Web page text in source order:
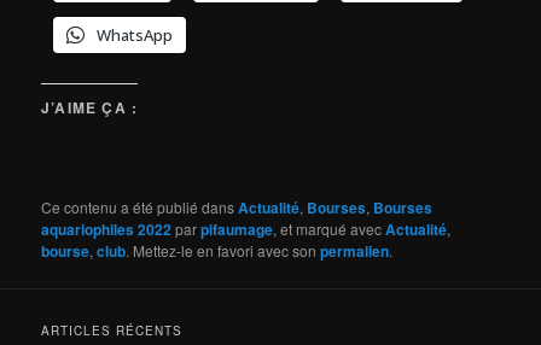
WhatsApp
J’AIME ÇA :
Ce contenu a été publié dansActualité, Bourses, Bourses
aquariophiles 2022parpifaumage, et marqué avecActualité,
bourse,club. Mettez-le en favori avec sonpermalien.
ARTICLES RÉCENTS